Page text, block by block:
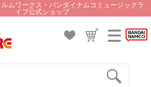
ムワークス・バンダイナムコミュージックラ
イブ公式ショップ